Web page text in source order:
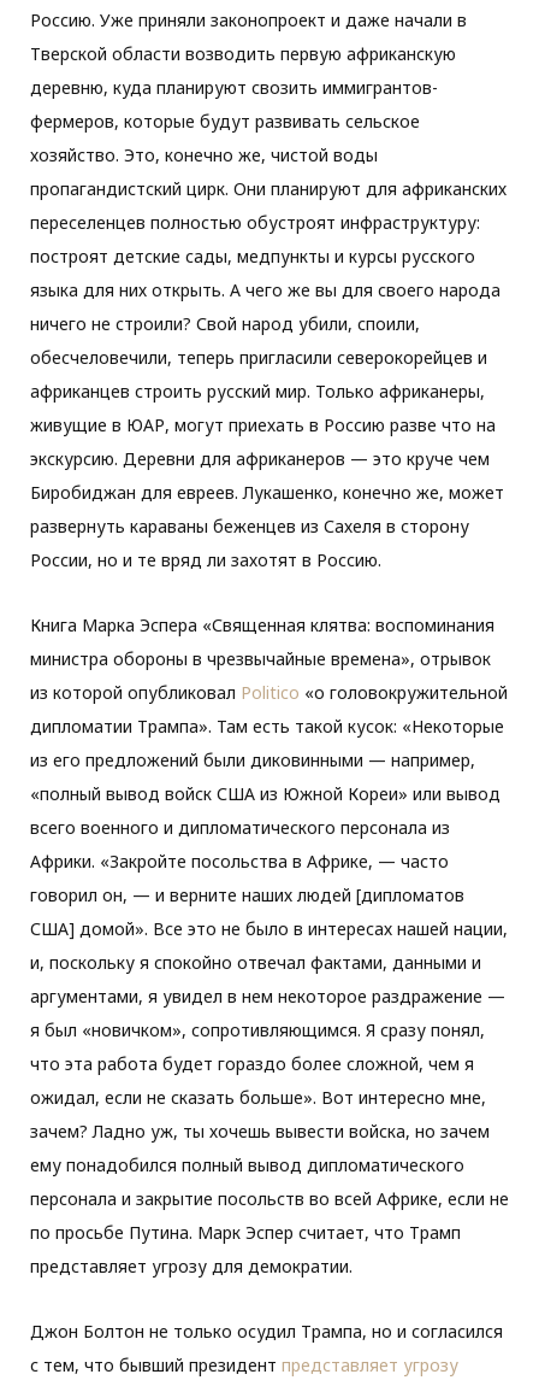
Россию. Уже приняли законопроект и даже начали в
Тверской области возводить первую африканскую
деревню, куда планируют свозить иммигрантов-
фермеров, которые будут развивать сельское
хозяйство. Это, конечно же, чистой воды
пропагандистский цирк. Они планируют для африканских
переселенцев полностью обустроят инфраструктуру:
построят детские сады, медпункты и курсы русского
языка для них открыть. А чего же вы для своего народа
ничего не строили? Свой народ убили, споили,
обесчеловечили, теперь пригласили северокорейцев и
африканцев строить русский мир. Только африканеры,
живущие в ЮАР, могут приехать в Россию разве что на
экскурсию. Деревни для африканеров — это круче чем
Биробиджан для евреев. Лукашенко, конечно же, может
развернуть караваны беженцев из Сахеля в сторону
России, но и те вряд ли захотят в Россию.
Книга Марка Эспера «Священная клятва: воспоминания
министра обороны в чрезвычайные времена», отрывок
из которой опубликовал Politico «о головокружительной
дипломатии Трампа». Там есть такой кусок: «Некоторые
из его предложений были диковинными — например,
«полный вывод войск США из Южной Кореи» или вывод
всего военного и дипломатического персонала из
Африки. «Закройте посольства в Африке, — часто
говорил он, — и верните наших людей [дипломатов
США] домой». Все это не было в интересах нашей нации,
и, поскольку я спокойно отвечал фактами, данными и
аргументами, я увидел в нем некоторое раздражение —
я был «новичком», сопротивляющимся. Я сразу понял,
что эта работа будет гораздо более сложной, чем я
ожидал, если не сказать больше». Вот интересно мне,
зачем? Ладно уж, ты хочешь вывести войска, но зачем
ему понадобился полный вывод дипломатического
персонала и закрытие посольств во всей Африке, если не
по просьбе Путина. Марк Эспер считает, что Трамп
представляет угрозу для демократии.
Джон Болтон не только осудил Трампа, но и согласился
с тем, что бывший президент представляет угрозу